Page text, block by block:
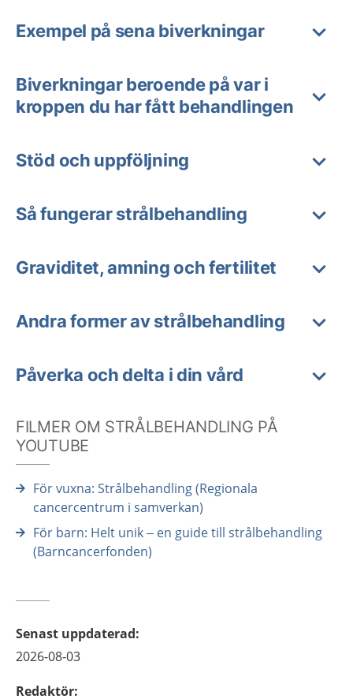
Exempel på sena biverkningar
Biverkningar beroende på var i
kroppen du har fått behandlingen
Stöd och uppföljning
Så fungerar strålbehandling
Graviditet, amning och fertilitet
Andra former av strålbehandling
Påverka och delta i din vård
FILMER OM STRÅLBEHANDLING PÅ
YOUTUBE
För vuxna: Strålbehandling (Regionala
cancercentrum i samverkan)
För barn: Helt unik – en guide till strålbehandling
(Barncancerfonden)
Senast uppdaterad:
2026-08-03
Redaktör: